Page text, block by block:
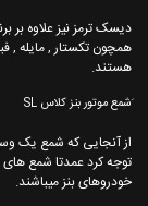
دیسک ترمز نیز علاوه بر
همچون تکستار , مایله ,
هستند.
َشمع موتور بنز کلاس SL
از آنجایی که شمع یک
توجه کرد عمدتا شمع
خودروهای بنز میباشند.